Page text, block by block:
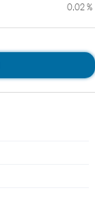
0,02 %